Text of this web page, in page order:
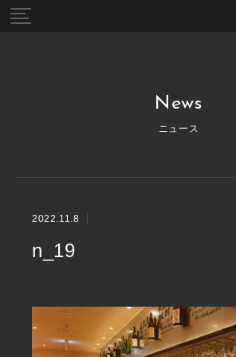
News
ニュース
2022.11.8
n_19